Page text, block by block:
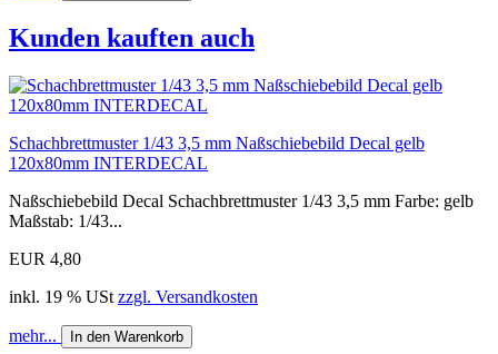
Kunden kauften auch
Schachbrettmuster 1/43 3,5 mm Naßschiebebild Decal gelb
120x80mm INTERDECAL
Naßschiebebild Decal Schachbrettmuster 1/43 3,5 mm Farbe: gelb
Maßstab: 1/43...
EUR 4,80
inkl. 19 % USt zzgl. Versandkosten
mehr... In den Warenkorb